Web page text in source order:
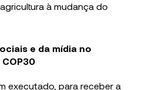
à mudança do
e da mídia no
executado, para receber a